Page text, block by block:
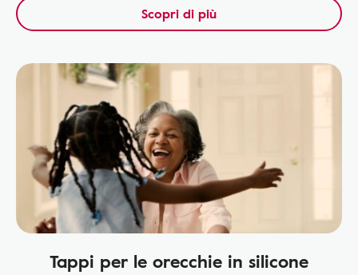
Scopri di più
Tappi per le orecchie in silicone